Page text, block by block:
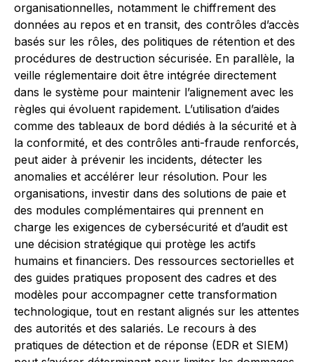
organisationnelles, notamment le chiffrement des
données au repos et en transit, des contrôles d’accès
basés sur les rôles, des politiques de rétention et des
procédures de destruction sécurisée. En parallèle, la
veille réglementaire doit être intégrée directement
dans le système pour maintenir l’alignement avec les
règles qui évoluent rapidement. L’utilisation d’aides
comme des tableaux de bord dédiés à la sécurité et à
la conformité, et des contrôles anti-fraude renforcés,
peut aider à prévenir les incidents, détecter les
anomalies et accélérer leur résolution. Pour les
organisations, investir dans des solutions de paie et
des modules complémentaires qui prennent en
charge les exigences de cybersécurité et d’audit est
une décision stratégique qui protège les actifs
humains et financiers. Des ressources sectorielles et
des guides pratiques proposent des cadres et des
modèles pour accompagner cette transformation
technologique, tout en restant alignés sur les attentes
des autorités et des salariés. Le recours à des
pratiques de détection et de réponse (EDR et SIEM)